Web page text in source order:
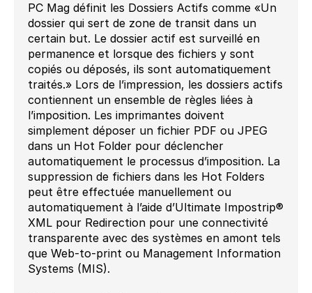
PC Mag définit les Dossiers Actifs comme «Un
dossier qui sert de zone de transit dans un
certain but. Le dossier actif est surveillé en
permanence et lorsque des fichiers y sont
copiés ou déposés, ils sont automatiquement
traités.» Lors de l’impression, les dossiers actifs
contiennent un ensemble de règles liées à
l’imposition. Les imprimantes doivent
simplement déposer un fichier PDF ou JPEG
dans un Hot Folder pour déclencher
automatiquement le processus d’imposition. La
suppression de fichiers dans les Hot Folders
peut être effectuée manuellement ou
automatiquement à l’aide d’Ultimate Impostrip®
XML pour Redirection pour une connectivité
transparente avec des systèmes en amont tels
que Web-to-print ou Management Information
Systems (MIS).